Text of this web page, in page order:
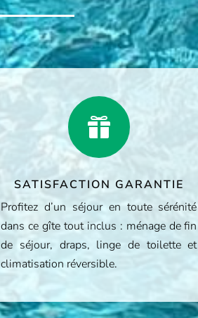

SATISFACTION GARANTIE
Profitez d’un séjour en toute sérénité
dans ce gîte tout inclus : ménage de fin
de séjour, draps, linge de toilette et
climatisation réversible.